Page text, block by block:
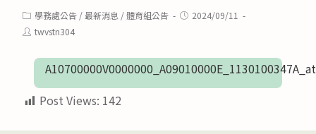
Post
category:
學務處公告 /最新消息 /體育組公告
Post2024/09/11
Posttwvstn304
Post Views: 142